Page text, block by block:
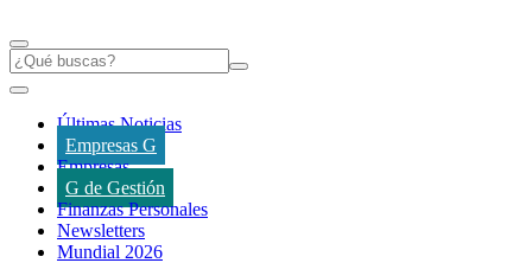
Últimas Noticias
Empresas G
Empresas
G de Gestión
Finanzas Personales
Newsletters
Mundial 2026